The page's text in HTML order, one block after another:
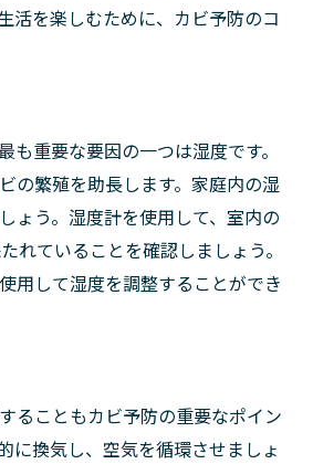
活を楽しむために、カビ予防のコ
も重要な要因の一つは湿度です。
の繁殖を助長します。家庭内の湿
ょう。湿度計を使用して、室内の
れていることを確認しましょう。
用して湿度を調整することができ
ることもカビ予防の重要なポイン
に換気し、空気を循環させましょ